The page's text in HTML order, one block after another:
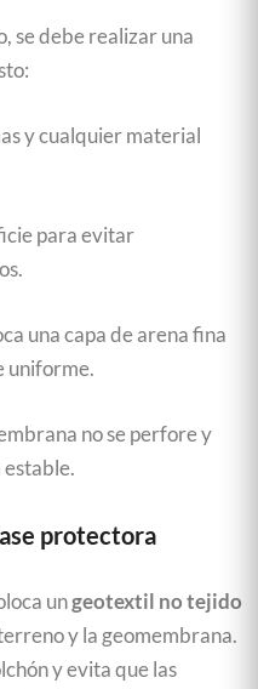
se debe realizar una
y cualquier material
para evitar
una capa de arena fina
uniforme.
no se perfore y
estable.
protectora
ungeotextil no tejido
y la geomembrana.
y evita que las